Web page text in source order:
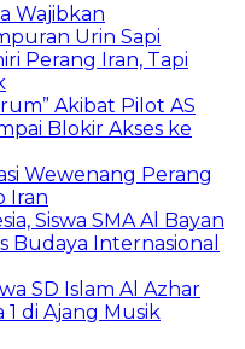
Wajibkan
Urin Sapi
Perang Iran, Tapi
Akibat Pilot AS
Blokir Akses ke
Wewenang Perang
Iran
Siswa SMA Al Bayan
Budaya Internasional
SD Islam Al Azhar
1 di Ajang Musik